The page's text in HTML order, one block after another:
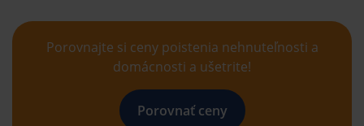
Porovnajte si ceny poistenia nehnuteľnosti a
domácnosti a ušetrite!
Porovnať ceny